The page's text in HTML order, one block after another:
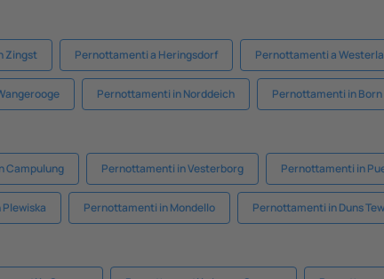
Zingst Pernottamenti a Heringsdorf Pernottamenti a
Pernottamenti in Norddeich Pernottamenti in Born
Campulung Pernottamenti in Vesterborg Pernottamenti in
Pernottamenti in Mondello Pernottamenti in Duns Tew